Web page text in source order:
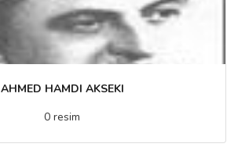
AHMED HAMDI AKSEKI
0 resim